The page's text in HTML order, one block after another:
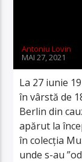
Antoniu Lovin
MAI 27, 2021
La 27 iunie
în vârstă de
Berlin din
apărut la
în colecția
unde s-au